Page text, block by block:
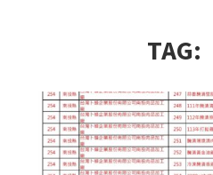
TAG: